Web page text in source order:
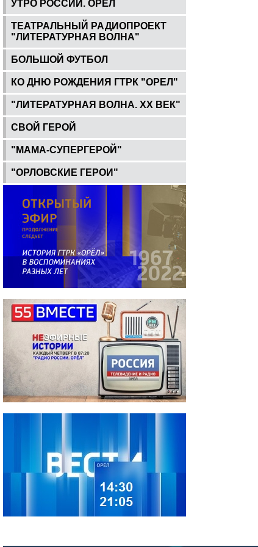
УТРО РОССИИ. ОРЕЛ
ТЕАТРАЛЬНЫЙ РАДИОПРОЕКТ
"ЛИТЕРАТУРНАЯ ВОЛНА"
БОЛЬШОЙ ФУТБОЛ
КО ДНЮ РОЖДЕНИЯ ГТРК "ОРЕЛ"
"ЛИТЕРАТУРНАЯ ВОЛНА. ХХ ВЕК"
СВОЙ ГЕРОЙ
"МАМА-СУПЕРГЕРОЙ"
"ОРЛОВСКИЕ ГЕРОИ"